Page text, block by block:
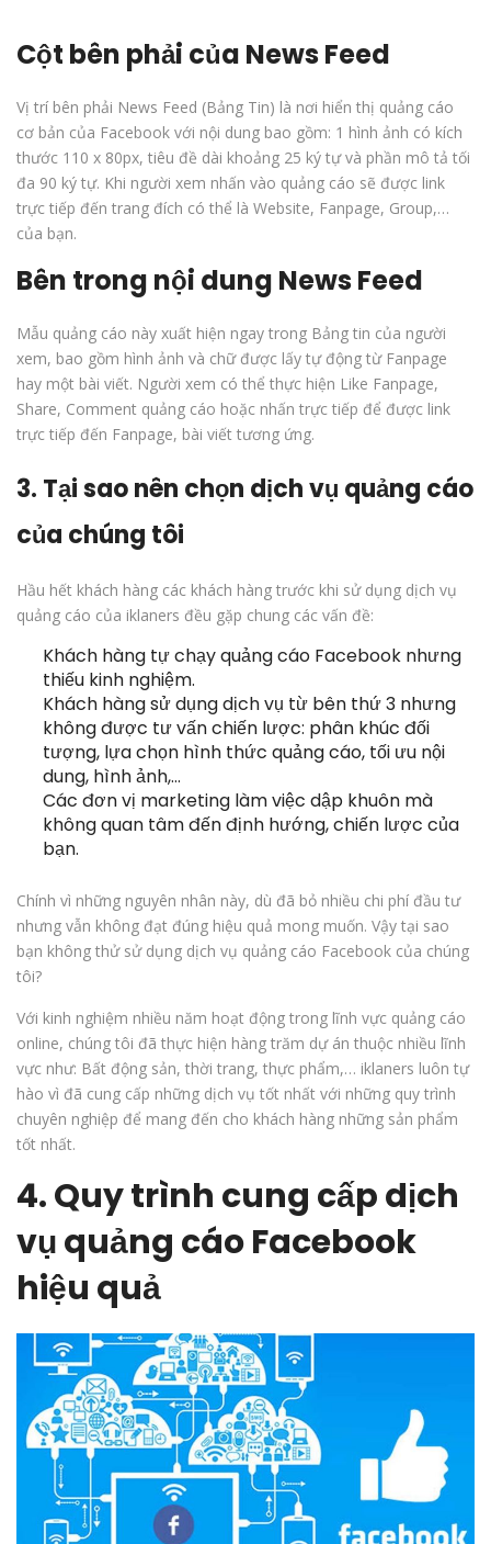
Cột bên phải của News Feed
Vị trí bên phải News Feed (Bảng Tin) là nơi hiển thị quảng cáo
cơ bản của Facebook với nội dung bao gồm: 1 hình ảnh có kích
thước 110 x 80px, tiêu đề dài khoảng 25 ký tự và phần mô tả tối
đa 90 ký tự. Khi người xem nhấn vào quảng cáo sẽ được link
trực tiếp đến trang đích có thể là Website, Fanpage, Group,…
của bạn.
Bên trong nội dung News Feed
Mẫu quảng cáo này xuất hiện ngay trong Bảng tin của người
xem, bao gồm hình ảnh và chữ được lấy tự động từ Fanpage
hay một bài viết. Người xem có thể thực hiện Like Fanpage,
Share, Comment quảng cáo hoặc nhấn trực tiếp để được link
trực tiếp đến Fanpage, bài viết tương ứng.
3. Tại sao nên chọn dịch vụ quảng cáo
của chúng tôi
Hầu hết khách hàng các khách hàng trước khi sử dụng dịch vụ
quảng cáo của iklaners đều gặp chung các vấn đề:
Khách hàng tự chạy quảng cáo Facebook nhưng
thiếu kinh nghiệm.
Khách hàng sử dụng dịch vụ từ bên thứ 3 nhưng
không được tư vấn chiến lược: phân khúc đối
tượng, lựa chọn hình thức quảng cáo, tối ưu nội
dung, hình ảnh,…
Các đơn vị marketing làm việc dập khuôn mà
không quan tâm đến định hướng, chiến lược của
bạn.
Chính vì những nguyên nhân này, dù đã bỏ nhiều chi phí đầu tư
nhưng vẫn không đạt đúng hiệu quả mong muốn. Vậy tại sao
bạn không thử sử dụng dịch vụ quảng cáo Facebook của chúng
tôi?
Với kinh nghiệm nhiều năm hoạt động trong lĩnh vực quảng cáo
online, chúng tôi đã thực hiện hàng trăm dự án thuộc nhiều lĩnh
vực như: Bất động sản, thời trang, thực phẩm,… iklaners luôn tự
hào vì đã cung cấp những dịch vụ tốt nhất với những quy trình
chuyên nghiệp để mang đến cho khách hàng những sản phẩm
tốt nhất.
4. Quy trình cung cấp dịch
vụ quảng cáo Facebook
hiệu quả